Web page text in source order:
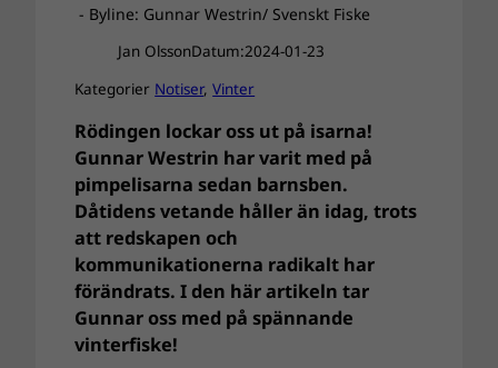
- Byline: Gunnar Westrin/ Svenskt Fiske
Jan OlssonDatum:2024-01-23
Kategorier Notiser, Vinter
Rödingen lockar oss ut på isarna!
Gunnar Westrin har varit med på
pimpelisarna sedan barnsben.
Dåtidens vetande håller än idag, trots
att redskapen och
kommunikationerna radikalt har
förändrats. I den här artikeln tar
Gunnar oss med på spännande
vinterfiske!